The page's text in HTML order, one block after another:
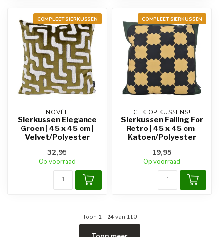
COMPLEET SIERKUSSEN
NOVÉE
Sierkussen Elegance
Groen | 45 x 45 cm |
Velvet/Polyester
32,95
Op voorraad
COMPLEET SIERKUSSEN
GEK OP KUSSENS!
Sierkussen Falling For
Retro | 45 x 45 cm |
Katoen/Polyester
19,95
Op voorraad
Toon 1- 24van 110